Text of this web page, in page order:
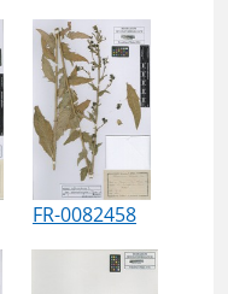
FR-0082458